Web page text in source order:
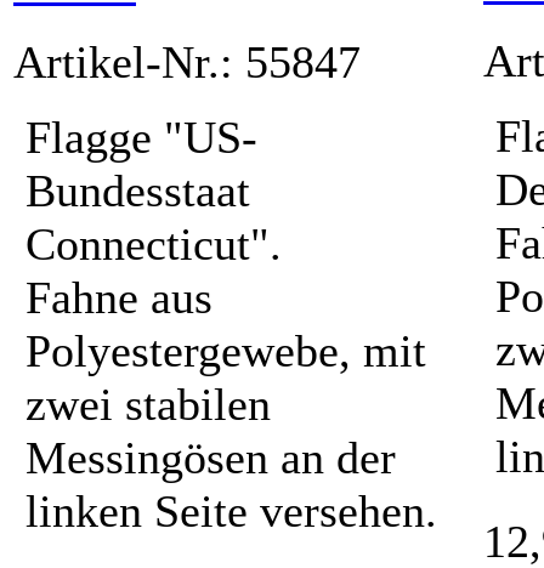
Artikel-Nr.: 55847
Flagge "US-
Bundesstaat
Connecticut".
Fahne aus
Polyestergewebe, mit
zwei stabilen
Messingösen an der
linken Seite versehen.